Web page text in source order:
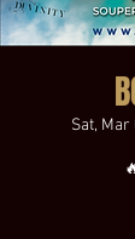
Sat, Mar